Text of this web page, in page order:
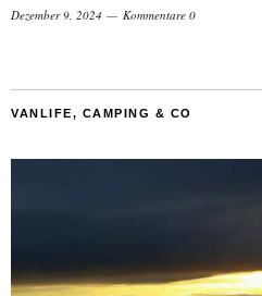
Dezember 9, 2024 Kommentare 0
VANLIFE, CAMPING & CO